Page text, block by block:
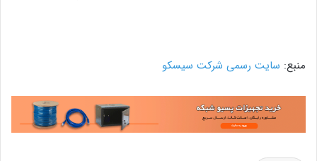
منبع: سایت رسمی شرکت سیسکو